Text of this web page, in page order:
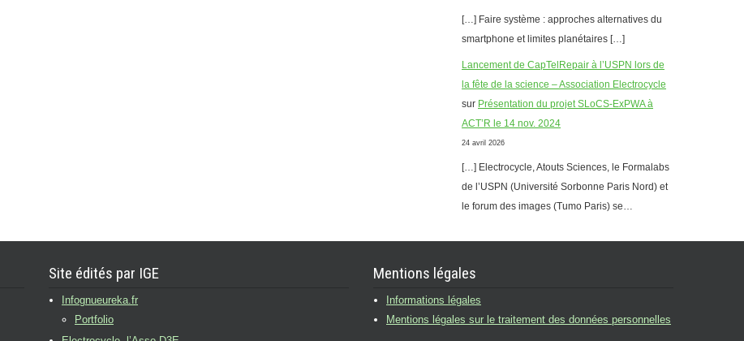
[…] Faire système : approches alternatives du
smartphone et limites planétaires […]
Lancement de CapTelRepair à l’USPN lors de
la fête de la science – Association Electrocycle
sur Présentation du projet SLoCS-ExPWA à
ACT’R le 14 nov. 2024
24 avril 2026
[…] Electrocycle, Atouts Sciences, le Formalabs
de l’USPN (Université Sorbonne Paris Nord) et
le forum des images (Tumo Paris) se…
Site édités par IGE
Infognueureka.fr
Portfolio
Mentions légales
Informations légales
Mentions légales sur le traitement des données personnelles